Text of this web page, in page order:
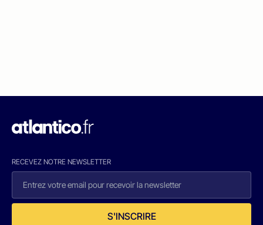
RECEVEZ NOTRE NEWSLETTER
S'INSCRIRE